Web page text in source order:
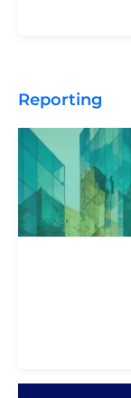
Reporting